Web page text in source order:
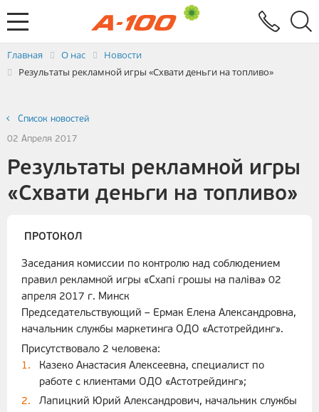
Услуги
Электронный документооборот
Заявка на выставление ЭСЧФ
Главная О нас
Новости
Результаты рекламной игры «Схвати деньги на топливо»
Список новостей
02 Апреля 2017
Результаты рекламной игры
«Схвати деньги на топливо»
ПРОТОКОЛ
Заседания комиссии по контролю над соблюдением
правил рекламной игры «Схапі грошы на паліва» 02
апреля 2017 г. Минск
Председательствующий – Ермак Елена Александровна,
начальник службы маркетинга ОДО «Астотрейдинг».
Присутствовало 2 человека:
Казеко Анастасия Алексеевна, специалист по
работе с клиентами ОДО «Астотрейдинг»;
Лапицкий Юрий Александрович, начальник службы